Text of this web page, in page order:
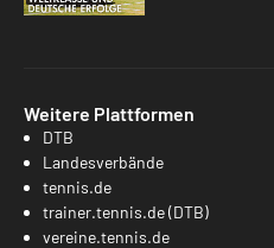
Weitere Plattformen
DTB
Landesverbände
tennis.de
trainer.tennis.de (DTB)
vereine.tennis.de